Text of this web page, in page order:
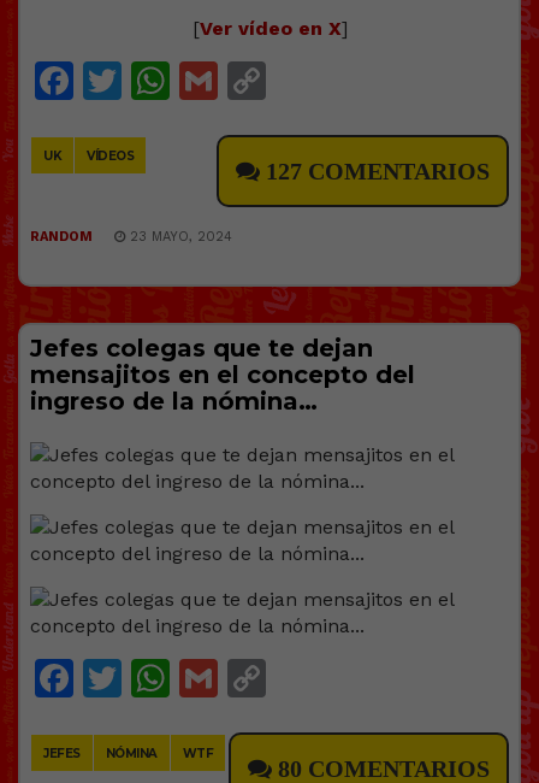
[Ver vídeo en X]
Facebook
Twitter
WhatsApp
Gmail
UK VÍDEOS
127 COMENTARIOS
RANDOM 23 MAYO, 2024
Jefes colegas que te dejan
mensajitos en el concepto del
ingreso de la nómina…
Facebook
Twitter
WhatsApp
Gmail
JEFES NÓMINA WTF
80 COMENTARIOS